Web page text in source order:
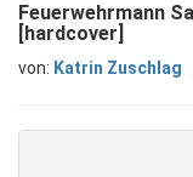
Feuerwehrmann
[hardcover]
von: Katrin Zuschlag